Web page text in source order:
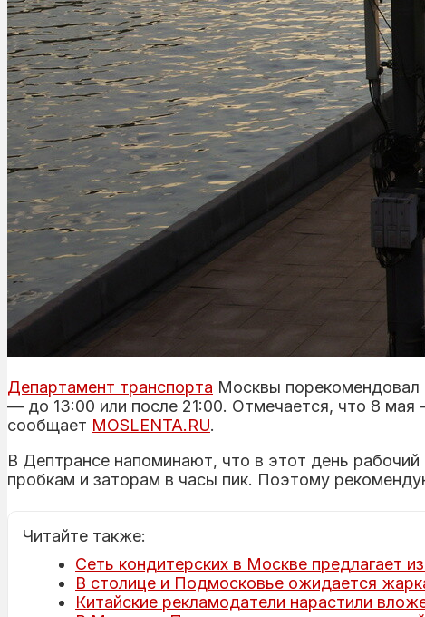
Департамент транспорта Москвы порекомендовал
— до 13:00 или после 21:00. Отмечается, что 8
сообщает MOSLENTA.RU.
В Дептрансе напоминают, что в этот день
пробкам и заторам в часы пик. Поэтому
Читайте также:
Сеть кондитерских в Москве предлагает
В столице и Подмосковье ожидается
Китайские рекламодатели нарастили